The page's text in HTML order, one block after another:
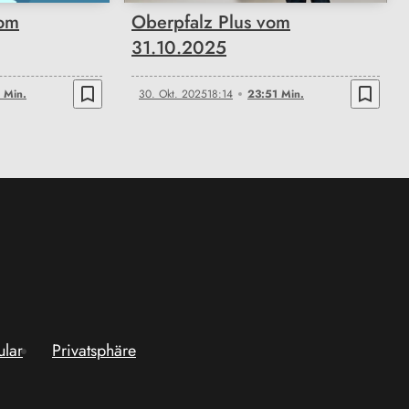
bookmark_border
Oberpfalz Plus vom
31.10.2025
30. Okt. 202518:14 23:51 Min. bookmark_border
Privatsphäre